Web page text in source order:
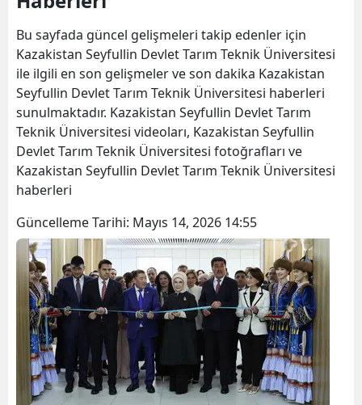
Aydın
Balıkesir
Bilecik
Bingöl
Bitlis
Bursa
Çanakkale
Çankırı
Çorum
Denizli
Bu sayfada güncel gelişmeleri takip edenler için
Kazakistan Seyfullin Devlet Tarım Teknik Üniversitesi
ile ilgili en son gelişmeler ve son dakika Kazakistan
Seyfullin Devlet Tarım Teknik Üniversitesi haberleri
sunulmaktadır. Kazakistan Seyfullin Devlet Tarım
Teknik Üniversitesi videoları, Kazakistan Seyfullin
Devlet Tarım Teknik Üniversitesi fotoğrafları ve
Kazakistan Seyfullin Devlet Tarım Teknik Üniversitesi
haberleri
Güncelleme Tarihi: Mayıs 14, 2026 14:55